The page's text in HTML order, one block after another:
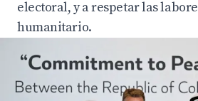
electoral, y a respetar las
humanitario.